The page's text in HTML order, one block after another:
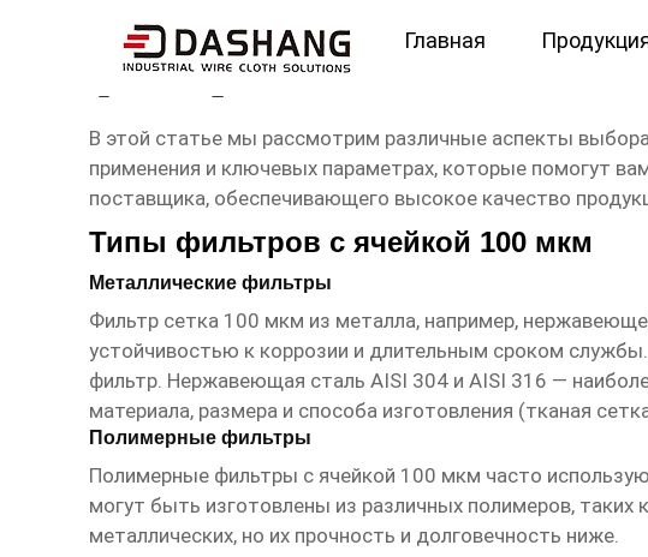
Главная
фильтр сетка 100 мкм цена
В этой статье мы рассмотрим различные аспекты
применения и ключевых параметрах, которые помогут
поставщика, обеспечивающего высокое качество
Типы фильтров с ячейкой 100 мкм
Металлические фильтры
Фильтр сетка 100 мкм из металла, например,
устойчивостью к коррозии и длительным сроком
фильтр. Нержавеющая сталь AISI 304 и AISI 316 —
материала, размера и способа изготовления (тканая
Полимерные фильтры
Полимерные фильтры с ячейкой 100 мкм часто
могут быть изготовлены из различных полимеров,
металлических, но их прочность и долговечность ниже.